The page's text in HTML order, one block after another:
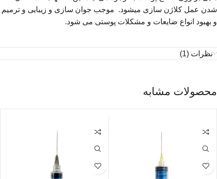
شدن عمل کلاژن سازی میشود. موجب جوان سازی و زیبایی و ترمیم
و بهبود انواع ضایعات و مشکلات پوستی می شود.
نظرات (1)
محصولات مشابه